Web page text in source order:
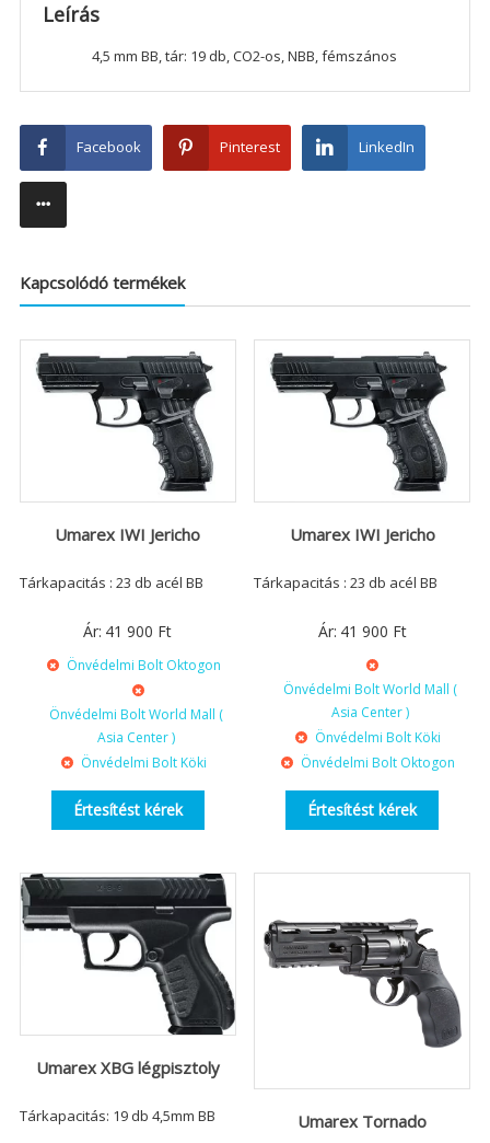
Leírás
4,5 mm BB, tár: 19 db, CO2-os, NBB, fémszános
Facebook Pinterest LinkedIn
Kapcsolódó termékek
Umarex IWI Jericho
Tárkapacitás : 23 db acél BB
Ár: 41 900 Ft
Önvédelmi Bolt Oktogon
Önvédelmi Bolt World Mall (
Asia Center )
Önvédelmi Bolt Köki
Értesítést kérek
Umarex IWI Jericho
Tárkapacitás : 23 db acél BB
Ár: 41 900 Ft
Önvédelmi Bolt World Mall (
Asia Center )
Önvédelmi Bolt Köki
Önvédelmi Bolt Oktogon
Értesítést kérek
Umarex XBG légpisztoly
Tárkapacitás: 19 db 4,5mm BB Umarex Tornado